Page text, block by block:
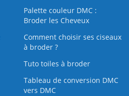
Palette couleur DMC :
Broder les Cheveux
Comment choisir ses ciseaux
à broder ?
Tuto toiles à broder
Tableau de conversion DMC
vers DMC